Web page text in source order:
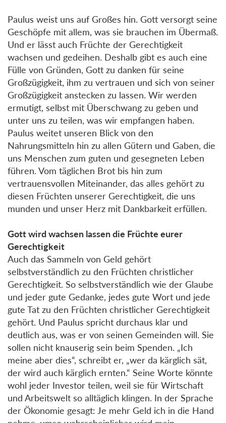
Paulus weist uns auf Großes hin. Gott versorgt seine
Geschöpfe mit allem, was sie brauchen im Übermaß.
Und er lässt auch Früchte der Gerechtigkeit
wachsen und gedeihen. Deshalb gibt es auch eine
Fülle von Gründen, Gott zu danken für seine
Großzügigkeit, ihm zu vertrauen und sich von seiner
Großzügigkeit anstecken zu lassen. Wir werden
ermutigt, selbst mit Überschwang zu geben und
unter uns zu teilen, was wir empfangen haben.
Paulus weitet unseren Blick von den
Nahrungsmitteln hin zu allen Gütern und Gaben, die
uns Menschen zum guten und gesegneten Leben
führen. Vom täglichen Brot bis hin zum
vertrauensvollen Miteinander, das alles gehört zu
diesen Früchten unserer Gerechtigkeit, die uns
munden und unser Herz mit Dankbarkeit erfüllen.
Gott wird wachsen lassen die Früchte eurer
Gerechtigkeit
Auch das Sammeln von Geld gehört
selbstverständlich zu den Früchten christlicher
Gerechtigkeit. So selbstverständlich wie der Glaube
und jeder gute Gedanke, jedes gute Wort und jede
gute Tat zu den Früchten christlicher Gerechtigkeit
gehört. Und Paulus spricht durchaus klar und
deutlich aus, was er von seinen Gemeinden will. Sie
sollen nicht knauserig sein beim Spenden. „Ich
meine aber dies“, schreibt er, „wer da kärglich sät,
der wird auch kärglich ernten.“ Seine Worte könnte
wohl jeder Investor teilen, weil sie für Wirtschaft
und Arbeitswelt so alltäglich klingen. In der Sprache
der Ökonomie gesagt: Je mehr Geld ich in die Hand